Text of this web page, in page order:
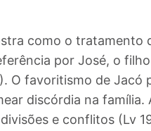
como o tratamento
por José, o
O favoritismo de Jacó
discórdia na família.
e conflitos (Lv